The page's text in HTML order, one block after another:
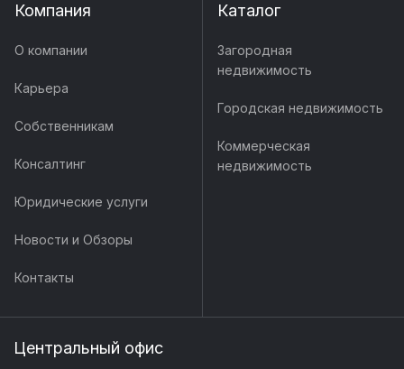
Компания
О компании
Карьера
Собственникам
Консалтинг
Юридические услуги
Новости и Обзоры
Контакты
Каталог
Загородная
недвижимость
Городская недвижимость
Коммерческая
недвижимость
Центральный офис